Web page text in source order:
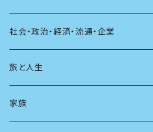
建築
スポーツ
AIと社会
その他
アニメ
日本の芸能
童話
その他
人間関係
健康
育児
日常生活
学ぶ楽しみ
仕事のヒント
社会・政治・経済・流通・企業
過去
現在
旅と人生
旅
家族